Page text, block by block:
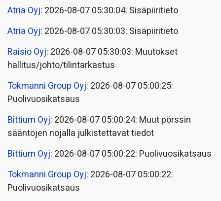
Atria Oyj: 2026-08-07 05:30:04: Sisäpiiritieto
Atria Oyj: 2026-08-07 05:30:03: Sisäpiiritieto
Raisio Oyj: 2026-08-07 05:30:03: Muutokset
hallitus/johto/tilintarkastus
Tokmanni Group Oyj: 2026-08-07 05:00:25:
Puolivuosikatsaus
Bittium Oyj: 2026-08-07 05:00:24: Muut pörssin
sääntöjen nojalla julkistettavat tiedot
Bittium Oyj: 2026-08-07 05:00:22: Puolivuosikatsaus
Tokmanni Group Oyj: 2026-08-07 05:00:22:
Puolivuosikatsaus